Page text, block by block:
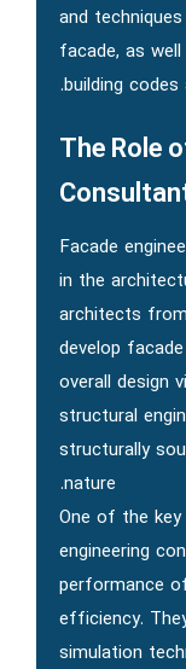
and
facade, as
building codes
The Role
Facade
in the
architects
develop
overall design
structural
structurally
nature.
One of the
engineering
performance
efficiency.
simulation